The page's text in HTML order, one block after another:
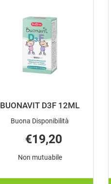
BUONAVIT D3F 12ML
Buona Disponibilità
€19,20
Non mutuabile